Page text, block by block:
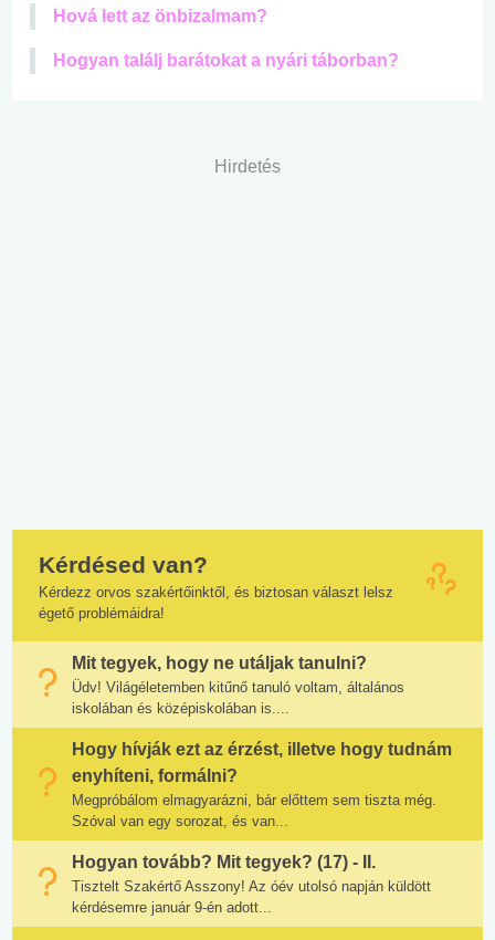
Hová lett az önbizalmam?
Hogyan találj barátokat a nyári táborban?
Hirdetés
Kérdésed van?
Kérdezz orvos szakértőinktől, és biztosan választ lelsz
égető problémáidra!
Mit tegyek, hogy ne utáljak tanulni?
Üdv! Világéletemben kitűnő tanuló voltam, általános
iskolában és középiskolában is....
Hogy hívják ezt az érzést, illetve hogy tudnám
enyhíteni, formálni?
Megpróbálom elmagyarázni, bár előttem sem tiszta még.
Szóval van egy sorozat, és van...
Hogyan tovább? Mit tegyek? (17) - II.
Tisztelt Szakértő Asszony! Az óév utolsó napján küldött
kérdésemre január 9-én adott...